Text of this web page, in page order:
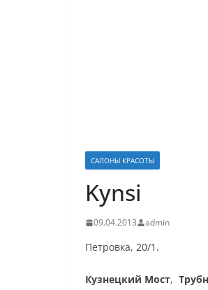
САЛОНЫ КРАСОТЫ
Kynsi
09.04.2013 admin
Петровка, 20/1.
Кузнецкий Мост,